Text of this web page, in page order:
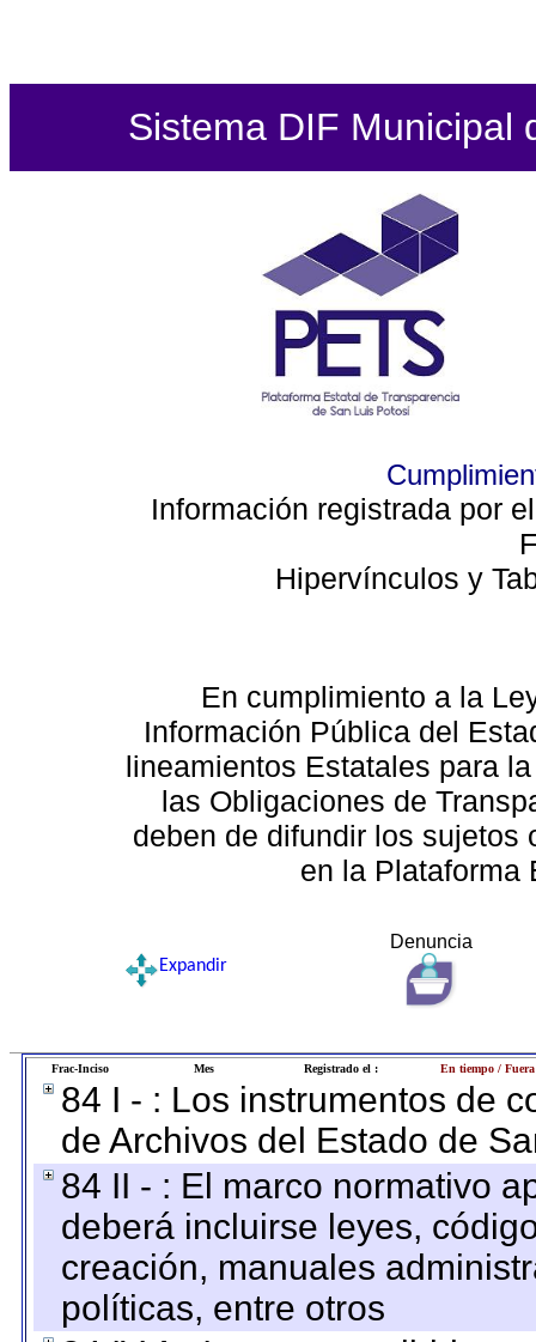
Sistema DIF Municipal
Información registrada por
Hipervínculos y
En cumplimiento a la
Información Pública del
lineamientos Estatales para
las Obligaciones de
deben de difundir los sujetos
en la Plataforma
Denuncia
Expandir
Frac-Inciso Mes Registrado el : En tiempo /
84 I - : Los instrumentos de
de Archivos del Estado de
84 II - : El marco normativo
deberá incluirse leyes,
creación, manuales
políticas, entre otros